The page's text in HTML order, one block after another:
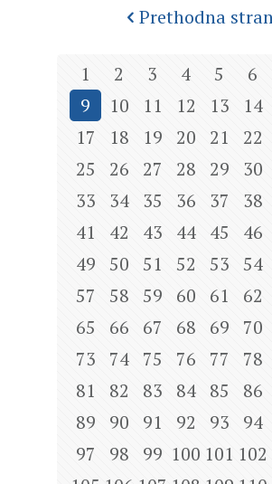
Prethodna
1 2 3 4 5 6
9
10 11 12 13 14
17
18 19 20 21 22
25
26 27 28 29 30
33
34 35 36 37 38
41
42 43 44 45 46
49
50 51 52 53 54
57
58 59 60 61 62
65
66 67 68 69 70
73
74 75 76 77 78
81
82 83 84 85 86
89
90 91 92 93 94
97
98 99 100 101 102